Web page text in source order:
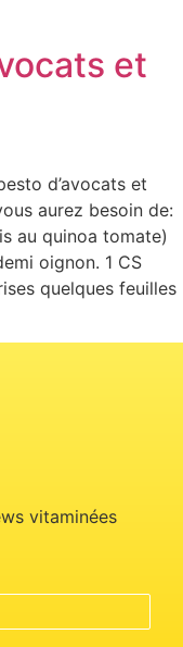
et
d’avocats et
aurez besoin de:
au quinoa tomate)
oignon. 1 CS
quelques feuilles
vitaminées